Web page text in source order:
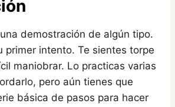
demostración de algún tipo.
primer intento. Te sientes torpe
maniobrar. Lo practicas varias
pero aún tienes que
básica de pasos para hacer